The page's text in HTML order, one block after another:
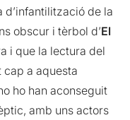
de la
obscur i tèrbol d’El
i que la lectura del
cap a aquesta
ho han aconseguit
amb uns actors